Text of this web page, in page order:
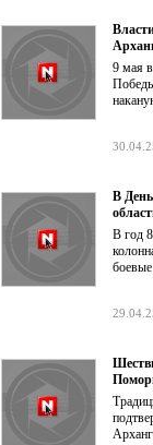
9 мая
В
В год